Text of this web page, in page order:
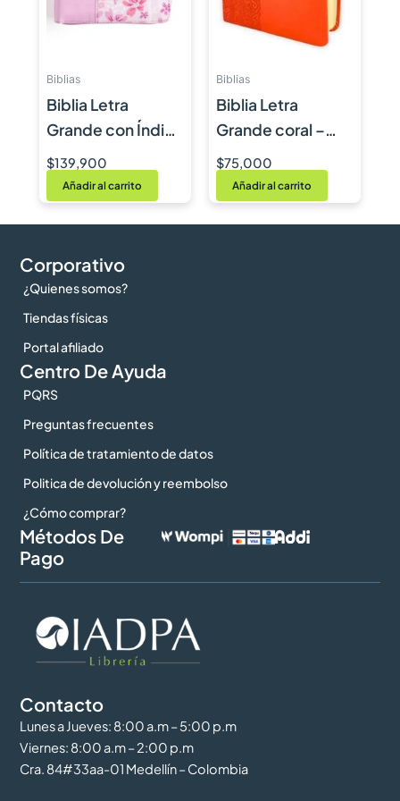
Atesora la palabra de Dios en tu corazón y
compártela a otros con esta Biblia a un precio
asequible.
Biblias
Biblia Letra
Grande con Índice
y Cierre – Rosa
Floral – RVR1960
$139,900
Añadir al carrito
Biblias
Biblia Letra
Grande coral –
RVR1960
$75,000
Añadir al carrito
Contacto
Lunes a Jueves: 8:00 a.m – 5:00 p.m
Viernes: 8:00 a.m – 2:00 p.m
Cra. 84#33aa-01 Medellín – Colombia
Corporativo
¿Quienes somos?
Tiendas físicas
Portal afiliado
Centro De Ayuda
PQRS
Preguntas frecuentes
Política de tratamiento de datos
Politica de devolución y reembolso
¿Cómo comprar?
Métodos De
Pago